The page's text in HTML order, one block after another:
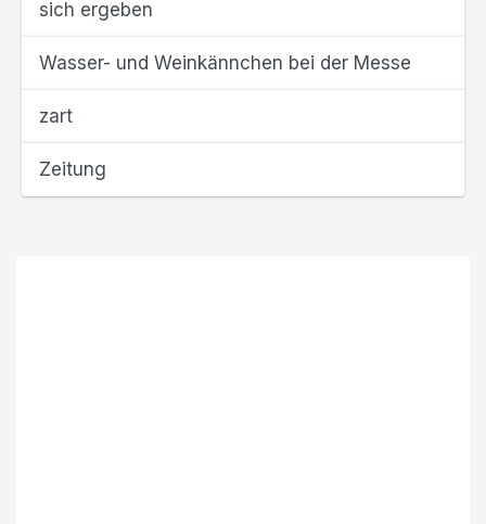
sich ergeben
Wasser- und Weinkännchen bei der Messe
zart
Zeitung